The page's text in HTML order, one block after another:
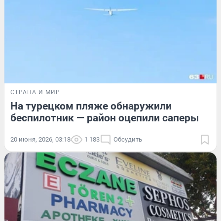
СТРАНА И МИР
На турецком пляже обнаружили
беспилотник — район оцепили саперы
20 июня, 2026, 03:18 1 183 Обсудить